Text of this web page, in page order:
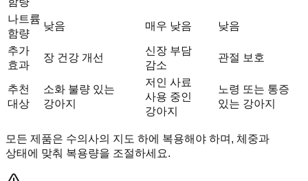
나트륨
함량
낮음 매우 낮음 낮음
추가
효과
장 건강 개선
신장 부담
감소
관절 보호
추천
대상
소화 불량 있는
강아지
저인 사료
사용 중인
강아지
노령 또는 통증
있는 강아지
모든 제품은 수의사의 지도 하에 복용해야 하며, 체중과
상태에 맞춰 복용량을 조절하세요.